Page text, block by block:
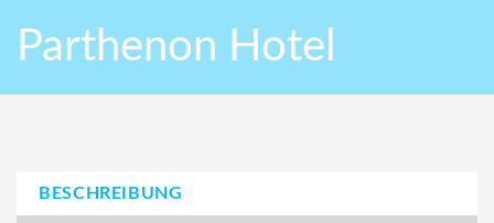
Parthenon Hotel
BESCHREIBUNG